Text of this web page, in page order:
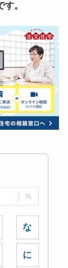
。
な
に